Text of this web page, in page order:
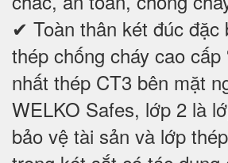
✔ Toàn thân két đúc đặc
thép chống cháy cao cấp
nhất thép CT3 bên mặt
WELKO Safes, lớp 2 là
bảo vệ tài sản và lớp